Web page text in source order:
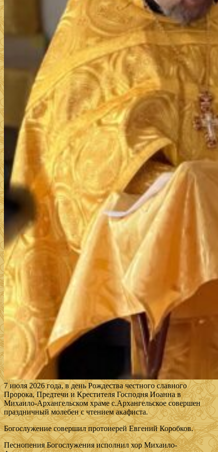
7 июля 2026 года, в день Рождества честного славного
Пророка, Предтечи и Крестителя Господня Иоанна в
Михаило-Архангельском храме с.Архангельское совершен
праздничный молебен с чтением акафиста.
Богослужение совершил протоиерей Евгений Коробков.
Песнопения Богослужения исполнил хор Михаило-